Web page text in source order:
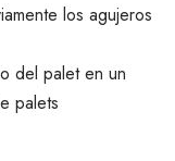
los agujeros